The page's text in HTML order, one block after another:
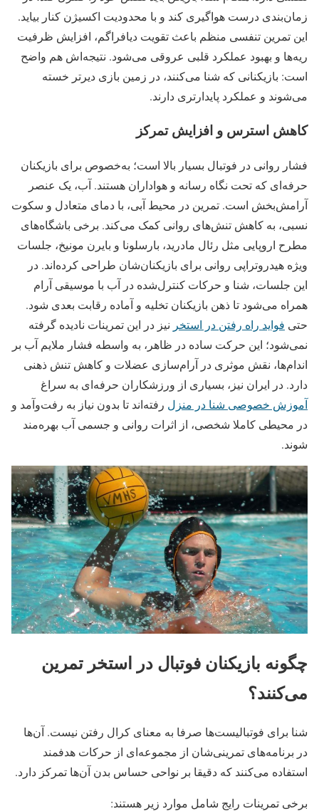
زمان‌بندی درست هواگیری کند و با محدودیت اکسیژن کنار بیاید.
این تمرین تنفسی منظم باعث تقویت دیافراگم، افزایش ظرفیت
ریه‌ها و بهبود عملکرد قلبی عروقی می‌شود. نتیجه‌اش هم واضح
است: بازیکنانی که شنا می‌کنند، در زمین بازی دیرتر خسته
می‌شوند و عملکرد پایدارتری دارند.
کاهش استرس و افزایش تمرکز
فشار روانی در فوتبال بسیار بالا است؛ به‌خصوص برای بازیکنان
حرفه‌ای که تحت نگاه رسانه و هواداران هستند. آب، یک عنصر
آرامش‌بخش است. تمرین در محیط آبی، با دمای متعادل و سکوت
نسبی، به کاهش تنش‌های روانی کمک می‌کند. برخی باشگاه‌های
مطرح اروپایی مثل رئال مادرید، بارسلونا و بایرن مونیخ، جلسات
ویژه هیدروتراپی روانی برای بازیکنان‌شان طراحی کرده‌اند. در
این جلسات، شنا و حرکات کنترل‌شده در آب با موسیقی آرام
همراه می‌شود تا ذهن بازیکنان تخلیه و آماده رقابت بعدی شود.
حتی فواید راه رفتن در استخر نیز در این تمرینات نادیده گرفته
نمی‌شود؛ این حرکت ساده در ظاهر، به واسطه فشار ملایم آب بر
اندام‌ها، نقش موثری در آرام‌سازی عضلات و کاهش تنش ذهنی
دارد. در ایران نیز، بسیاری از ورزشکاران حرفه‌ای به سراغ
آموزش خصوصی شنا در منزل رفته‌اند تا بدون نیاز به رفت‌وآمد و
در محیطی کاملا شخصی، از اثرات روانی و جسمی آب بهره‌مند
شوند.
چگونه بازیکنان فوتبال در استخر تمرین
می‌کنند؟
شنا برای فوتبالیست‌ها صرفا به معنای کرال رفتن نیست. آن‌ها
در برنامه‌های تمرینی‌شان از مجموعه‌ای از حرکات هدفمند
استفاده می‌کنند که دقیقا بر نواحی حساس بدن آن‌ها تمرکز دارد.
برخی تمرینات رایج شامل موارد زیر هستند: